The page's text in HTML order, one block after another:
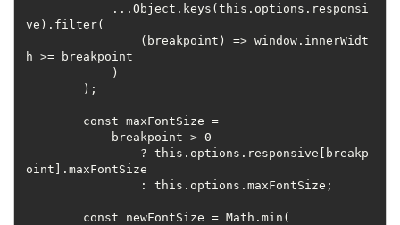
ve).filter(
h >= breakpoint
            )
        );
        const maxFontSize =
            breakpoint > 0
oint].maxFontSize
                : this.options.maxFontSize;
        const newFontSize = Math.min(